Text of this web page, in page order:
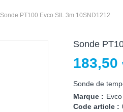
Sonde PT100 Evco SIL 3m 10SND1212
Sonde
183,50
Sonde de
Marque : Evco
Code article :